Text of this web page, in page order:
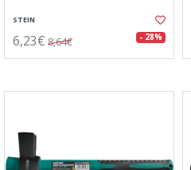
STEIN
6,23€ 8,64€ - 28%